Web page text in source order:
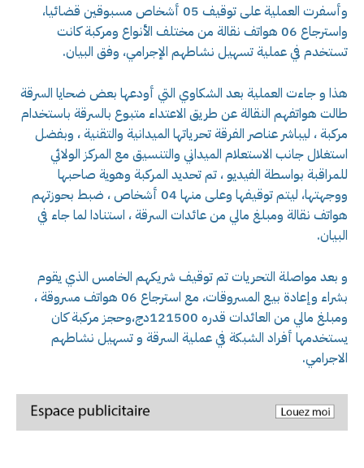
وأسفرت العملية على توقيف 05 أشخاص مسبوقين قضائيا،
واسترجاع 06 هواتف نقالة من مختلف الأنواع ومركبة كانت
تستخدم في عملية تسهيل نشاطهم الإجرامي، وفق البيان.
هذا و جاءت العملية بعد الشكاوي التي أودعها بعض ضحايا السرقة
طالت هواتفهم النقالة عن طريق الاعتداء متبوع بالسرقة باستخدام
مركبة ، ليباشر عناصر الفرقة تحرياتها الميدانية والتقنية ، وبفضل
استغلال جانب الاستعلام الميداني والتنسيق مع المركز الولائي
للمراقبة بواسطة الفيديو ، تم تحديد المركبة وهوية صاحبها
ووجهتها، ليتم توقيفها وعلى منها 04 أشخاص ، ضبط بحوزتهم
هواتف نقالة ومبلغ مالي من عائدات السرقة ، استنادا لما جاء في
البيان.
و بعد مواصلة التحريات تم توقيف شريكهم الخامس الذي يقوم
بشراء وإعادة بيع المسروقات، مع استرجاع 06 هواتف مسروقة ،
ومبلغ مالي من العائدات قدره 121500دج،وحجز مركبة كان
يستخدمها أفراد الشبكة في عملية السرقة و تسهيل نشاطهم
الاجرامي.